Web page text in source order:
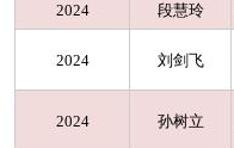
2024
段慧玲
2024 刘剑飞
2024 孙树立